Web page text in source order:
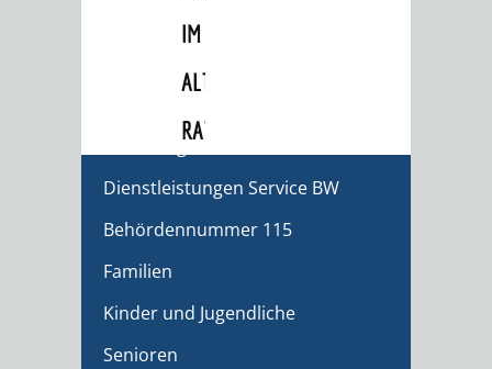
IM
ALTEN
RATHAUS
Lebenslagen
Dienstleistungen Service BW
Behördennummer 115
Familien
Kinder und Jugendliche
Senioren